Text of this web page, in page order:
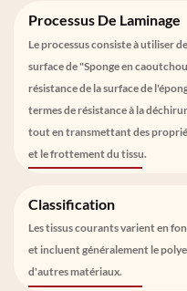
Processus De Laminage
Le processus consiste à utiliser
surface de "Sponge en
résistance de la surface de
termes de résistance à la
tout en transmettant des
et le frottement du tissu.
Classification
Les tissus courants varient en
et incluent généralement le
d'autres matériaux.